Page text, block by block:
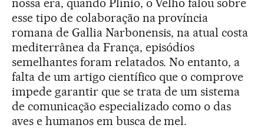
nossa era, quando Plínio, o Velho falou sobre
esse tipo de colaboração na província
romana de Gallia Narbonensis, na atual costa
mediterrânea da França, episódios
semelhantes foram relatados. No entanto, a
falta de um artigo científico que o comprove
impede garantir que se trata de um sistema
de comunicação especializado como o das
aves e humanos em busca de mel.